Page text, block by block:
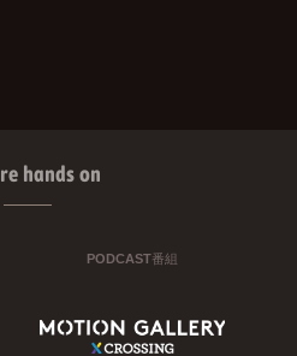
hands on
PODCAST番組